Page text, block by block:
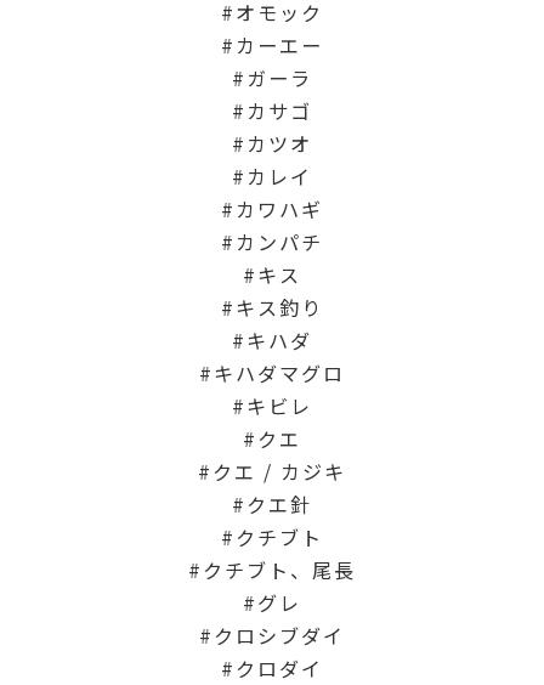
オモック
カーエー
ガーラ
カサゴ
カツオ
カレイ
カワハギ
カンパチ
キス
キス釣り
キハダ
キハダマグロ
キビレ
クエ
クエ / カジキ
クエ針
クチブト
クチブト、尾長
グレ
クロシブダイ
クロダイ